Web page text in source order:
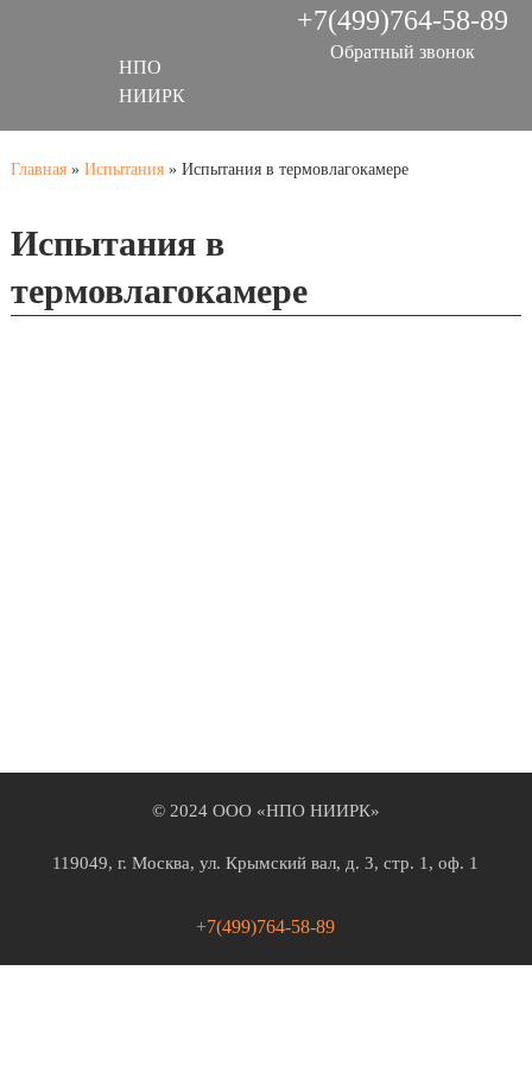
НПО
НИИРК
+7(499)764-58-89
Обратный звонок
Главная» Испытания» Испытания в термовлагокамере
Испытания в
термовлагокамере
© 2024 ООО «НПО НИИРК»
119049, г. Москва, ул. Крымский вал, д. 3, стр. 1, оф. 1
+7(499)764-58-89